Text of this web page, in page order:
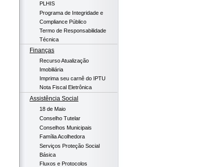
PLHIS
Programa de Integridade e
Compliance Público
Termo de Responsabilidade
Técnica
Finanças
Recurso Atualização
Imobiliária
Imprima seu carnê do IPTU
Nota Fiscal Eletrônica
Assistência Social
18 de Maio
Conselho Tutelar
Conselhos Municipais
Família Acolhedora
Serviços Proteção Social
Básica
Fluxos e Protocolos